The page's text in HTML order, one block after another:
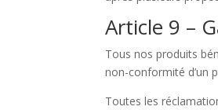
Article 9 –
Tous nos produits
non-conformité d’un
Toutes les